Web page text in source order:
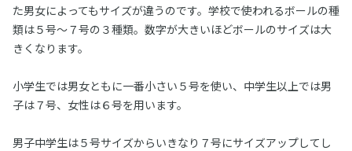
た男女によってもサイズが違うのです。学校で使われるボールの種
類は５号〜７号の３種類。数字が大きいほどボールのサイズは大
きくなります。
小学生では男女ともに一番小さい５号を使い、中学生以上では男
子は７号、女性は６号を用います。
男子中学生は５号サイズからいきなり７号にサイズアップしてし